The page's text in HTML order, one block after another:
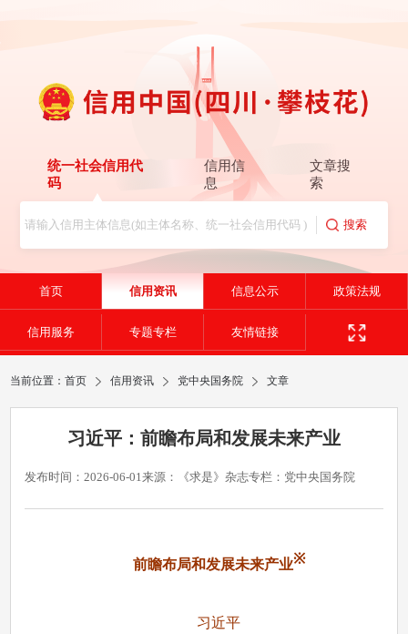
统一社会信用代
码
信用信
息
文章搜
索
首页 信用资讯 信息公示 政策法规
信用服务 专题专栏 友情链接
当前位置：首页 信用资讯 党中央国务院 文章
习近平：前瞻布局和发展未来产业
发布时间：2026-06-01来源：《求是》杂志专栏：党中央国务院
前瞻布局和发展未来产业※
习近平